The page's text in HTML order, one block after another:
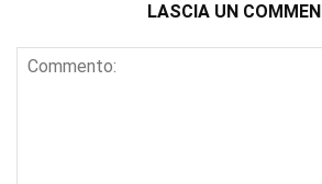
LASCIA UN